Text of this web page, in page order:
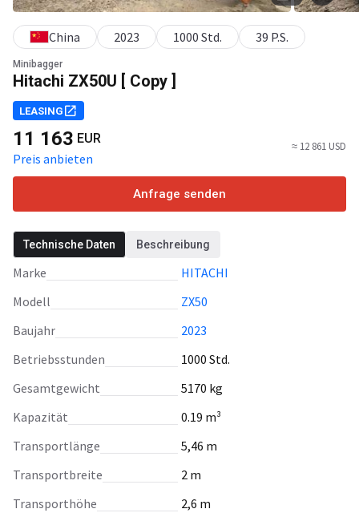
Minibagger
Hitachi ZX50U [ Copy ]
China 2023 1000 Std. 39 P.S.
LEASING
11 163 EUR
Preis anbieten
≈ 12 861 USD
Anfrage senden
Technische Daten Beschreibung
Marke
HITACHI
Modell
ZX50
Baujahr
2023
Betriebsstunden
1000 Std.
Gesamtgewicht
5170 kg
Kapazität
0.19 m³
Transportlänge
5,46 m
Transportbreite
2 m
Transporthöhe
2,6 m